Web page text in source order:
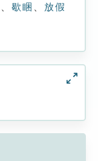
歇睏 放假